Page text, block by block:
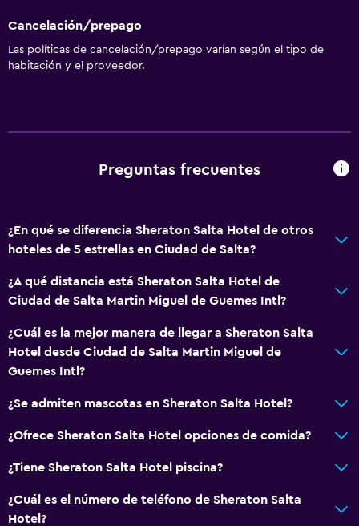
Áreas designadas para fumadores
Mascotas permitidas bajo consulta (pueden aplicar cargos
Ascensor
Inodoro con barras de apoyo
General
Acceso al salón ejecutivo
Habitaciones familiares
Espacio de almacenamiento
Pantuflas
Sofá
Teléfono
Cancelación/prepago
Las políticas de cancelación/prepago varían según el tipo de
habitación y el proveedor.
Preguntas frecuentes
¿En qué se diferencia Sheraton Salta Hotel de otros
hoteles de 5 estrellas en Ciudad de Salta?
¿A qué distancia está Sheraton Salta Hotel de
Ciudad de Salta Martin Miguel de Guemes Intl?
¿Cuál es la mejor manera de llegar a Sheraton Salta
Hotel desde Ciudad de Salta Martin Miguel de
Guemes Intl?
¿Se admiten mascotas en Sheraton Salta Hotel?
¿Ofrece Sheraton Salta Hotel opciones de comida?
¿Tiene Sheraton Salta Hotel piscina?
¿Cuál es el número de teléfono de Sheraton Salta
Hotel?